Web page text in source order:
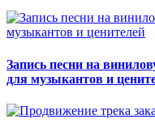
Запись песни на
для музыкантов и